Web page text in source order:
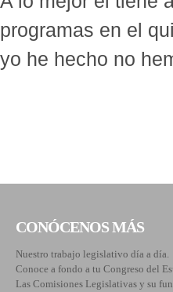
programas en el
yo he hecho no
CONÓCENOS MÁS
Nuestro trabajo legislativo día a día.
Conoce a fondo a tu Congreso del
Las Comisiones Legislativas y su